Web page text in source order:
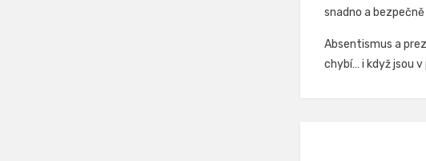
snadno a bezpečně
Absentismus a
chybí… i když jsou v